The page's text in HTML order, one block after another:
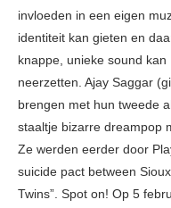
invloeden in een eigen
identiteit kan gieten en
knappe, unieke sound kan
neerzetten. Ajay Saggar
brengen met hun tweede
staaltje bizarre dreampop
Ze werden eerder door
suicide pact between
Twins”. Spot on! Op 5